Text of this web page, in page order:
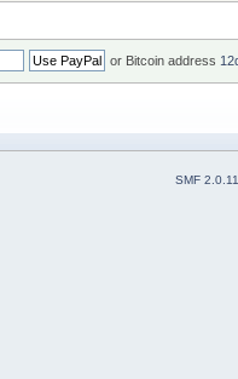
or Bitcoin address
SMF 2.0.11